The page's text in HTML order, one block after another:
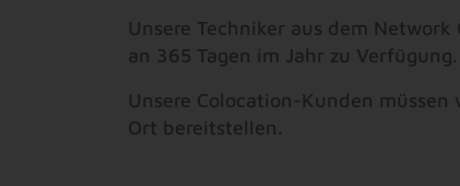
Unsere Techniker aus dem
an 365 Tagen im Jahr zu Verfügung.
Unsere Colocation-Kunden
Ort bereitstellen.